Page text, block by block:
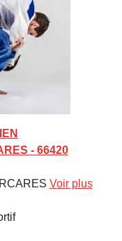
- 66420
Voir plus